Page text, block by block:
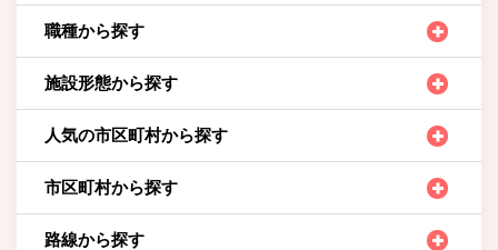
職種から探す
施設形態から探す
人気の市区町村から探す
市区町村から探す
路線から探す